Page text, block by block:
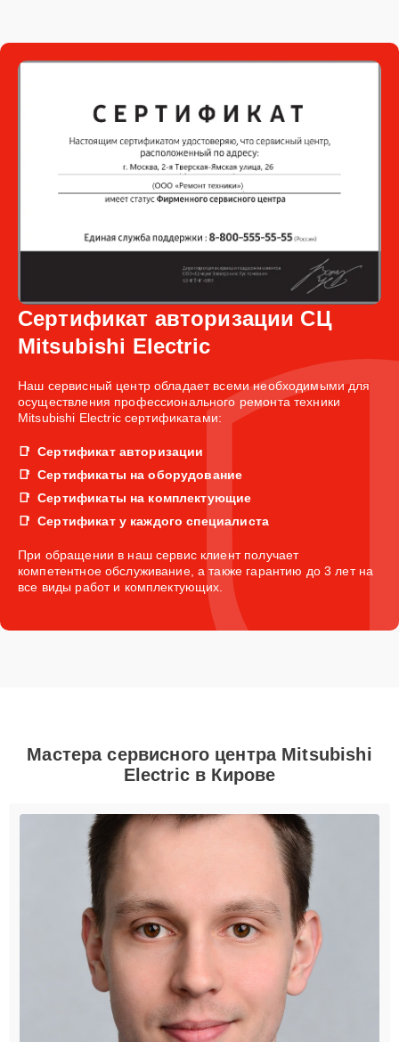
Сертификат авторизации СЦ
Mitsubishi Electric
Наш сервисный центр обладает всеми необходимыми для
осуществления профессионального ремонта техники
Mitsubishi Electric сертификатами:
Сертификат авторизации
Сертификаты на оборудование
Сертификаты на комплектующие
Сертификат у каждого специалиста
При обращении в наш сервис клиент получает
компетентное обслуживание, а также гарантию до 3 лет на
все виды работ и комплектующих.
Мастера сервисного центра Mitsubishi
Electric в Кирове